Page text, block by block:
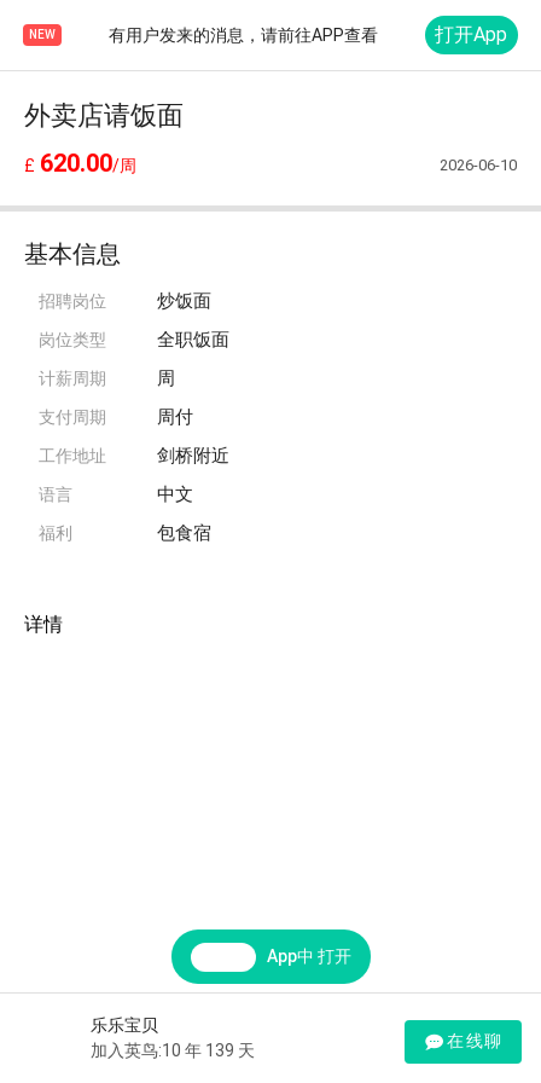
NEW 有用户发来的消息，请前往APP查看 打开App
外卖店请饭面
£ 620.00/周 2026-06-10
基本信息
招聘岗位 炒饭面
岗位类型 全职饭面
计薪周期 周
支付周期 周付
工作地址 剑桥附近
语言 中文
福利 包食宿
详情
App中 打开
乐乐宝贝
加入英鸟:10 年 139 天
在线聊